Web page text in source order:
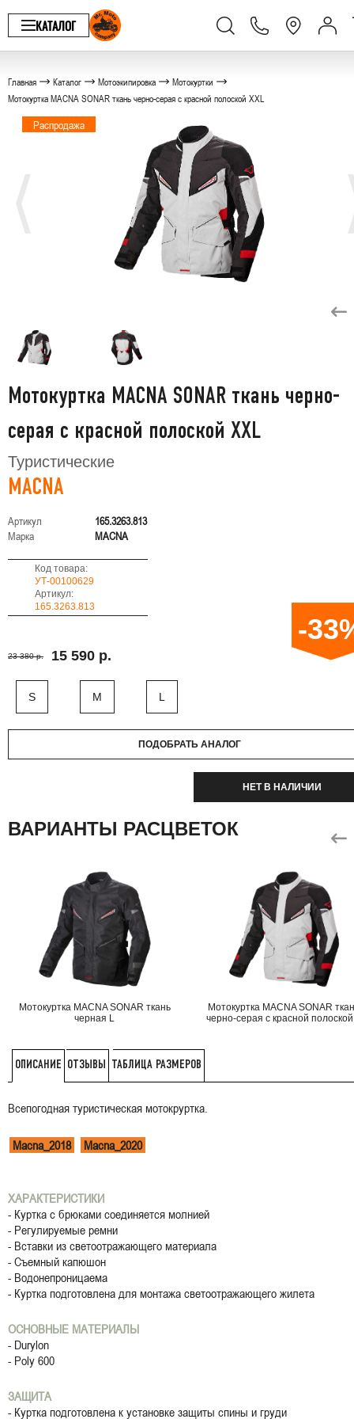
КАТАЛОГ
Главная Каталог Мотоэкипировка
Мотокуртки
Мотокуртка MACNA SONAR ткань черно-серая с красной полоской XXL
Распродажа
Мотокуртка MACNA SONAR ткань черно-
серая с красной полоской XXL
Туристические
MACNA
Артикул
165.3263.813
Марка
MACNA
Код товара:
УТ-00100629
Артикул:
165.3263.813
23 380 р. 15 590 р.
-
S M L
ПОДОБРАТЬ АНАЛОГ
НЕТ В НАЛИЧИИ
ВАРИАНТЫ РАСЦВЕТОК
Мотокуртка MACNA SONAR ткань
черная L
Мотокуртка MACNA SONAR
черно-серая с красной
ОПИСАНИЕ ОТЗЫВЫ ТАБЛИЦА РАЗМЕРОВ
Всепогодная туристическая мотокруртка.
Macna_2018 Macna_2020
ХАРАКТЕРИСТИКИ
- Куртка с брюками соединяется молнией
- Регулируемые ремни
- Вставки из светоотражающего материала
- Съемный капюшон
- Водонепроницаема
- Куртка подготовлена для монтажа светоотражающего жилета
ОСНОВНЫЕ МАТЕРИАЛЫ
- Durylon
- Poly 600
ЗАЩИТА
- Куртка подготовлена к установке защиты спины и груди